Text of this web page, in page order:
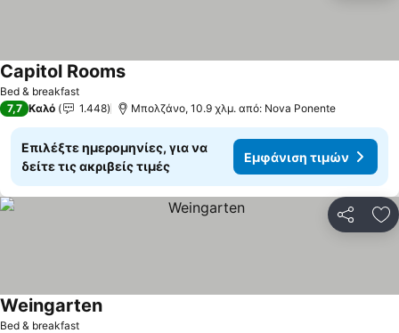
Bed & breakfast
Capitol RoomsΕμφάνιση τιμών
7,7 Καλό 1.448 Μπολζάνο, 10.9 χλμ. από: Nova Ponente
Επιλέξτε ημερομηνίες, για να
δείτε τις ακριβείς τιμές
Εμφάνιση τιμών
Bed & breakfast
WeingartenΕμφάνιση τιμών